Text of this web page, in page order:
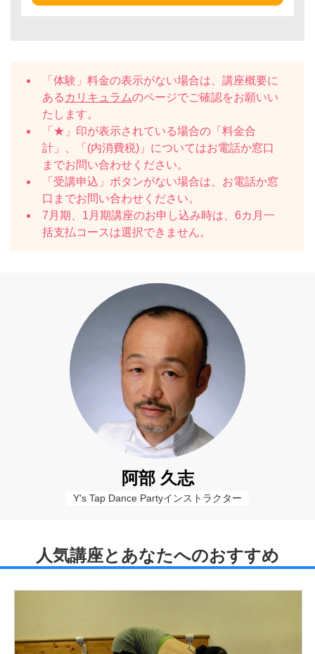
「体験」料金の表示がない場合は、講座概要に
ある カリキュラムのページでご確認をお願いい
たします。
「★」印が表示されている場合の「料金合
計」、「(内消費税)」についてはお電話か窓口
までお問い合わせください。
「受講申込」ボタンがない場合は、お電話か窓
口までお問い合わせください。
7月期、1月期講座のお申し込み時は、6カ月一
括支払コースは選択できません。
阿部 久志
Y's Tap Dance Partyインストラクター